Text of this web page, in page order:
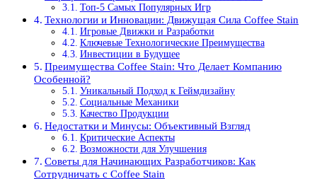
Топ-5 Самых Популярных Игр
Технологии и Инновации: Движущая Сила Coffee Stain
Игровые Движки и Разработки
Ключевые Технологические Преимущества
Инвестиции в Будущее
Преимущества Coffee Stain: Что Делает Компанию
Особенной?
Уникальный Подход к Геймдизайну
Социальные Механики
Качество Продукции
Недостатки и Минусы: Объективный Взгляд
Критические Аспекты
Возможности для Улучшения
Советы для Начинающих Разработчиков: Как
Сотрудничать с Coffee Stain